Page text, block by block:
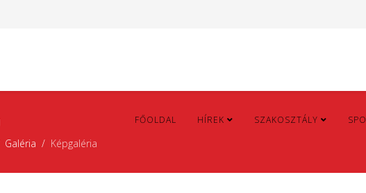
FŐOLDAL HÍREK SZAKOSZTÁLY
Galéria Képgaléria